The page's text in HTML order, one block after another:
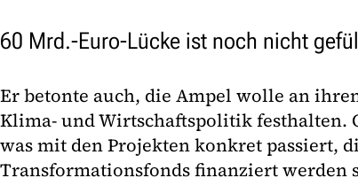
60 Mrd.-Euro-Lücke ist noch nicht
Er betonte auch, die Ampel wolle an
Klima- und Wirtschaftspolitik festhalten.
was mit den Projekten konkret passiert,
Transformationsfonds finanziert werden